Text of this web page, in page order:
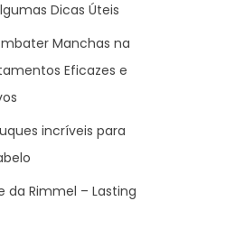
Dicas Úteis
Manchas na
Eficazes e
incríveis para
da Rimmel – Lasting